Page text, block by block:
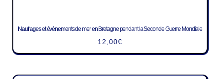
Naufrages et évènements de mer en Bretagne pendant la Seconde Guerre Mondiale
12,00€